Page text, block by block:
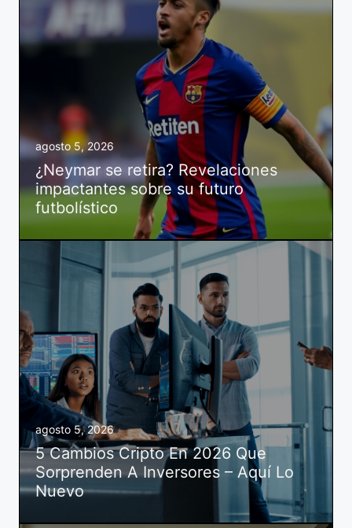
agosto 5, 2026
¿Neymar se retira? Revelaciones
impactantes sobre su futuro
futbolístico
agosto 5, 2026
5 Cambios Cripto En 2026 Que
Sorprenden A Inversores – Aquí Lo
Nuevo